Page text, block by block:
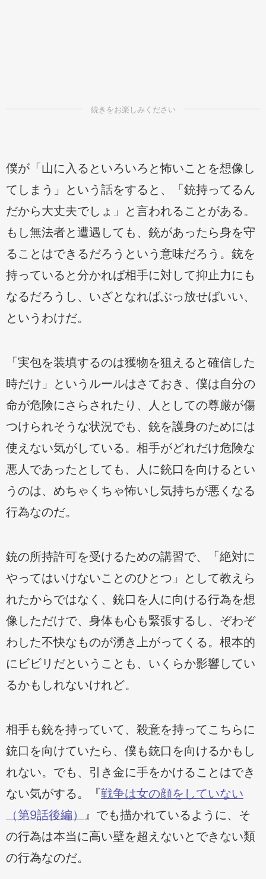
僕が「山に入るといろいろと怖いことを想像し
てしまう」という話をすると、「銃持ってるん
だから大丈夫でしょ」と言われることがある。
もし無法者と遭遇しても、銃があったら身を守
ることはできるだろうという意味だろう。銃を
持っていると分かれば相手に対して抑止力にも
なるだろうし、いざとなればぶっ放せばいい、
というわけだ。
「実包を装填するのは獲物を狙えると確信した
時だけ」というルールはさておき、僕は自分の
命が危険にさらされたり、人としての尊厳が傷
つけられそうな状況でも、銃を護身のためには
使えない気がしている。相手がどれだけ危険な
悪人であったとしても、人に銃口を向けるとい
うのは、めちゃくちゃ怖いし気持ちが悪くなる
行為なのだ。
銃の所持許可を受けるための講習で、「絶対に
やってはいけないことのひとつ」として教えら
れたからではなく、銃口を人に向ける行為を想
像しただけで、身体も心も緊張するし、ぞわぞ
わした不快なものが湧き上がってくる。根本的
にビビリだということも、いくらか影響してい
るかもしれないけれど。
相手も銃を持っていて、殺意を持ってこちらに
銃口を向けていたら、僕も銃口を向けるかもし
れない。でも、引き金に手をかけることはでき
ない気がする。『戦争は女の顔をしていない
（第9話後編） 』でも描かれているように、そ
の行為は本当に高い壁を超えないとできない類
の行為なのだ。